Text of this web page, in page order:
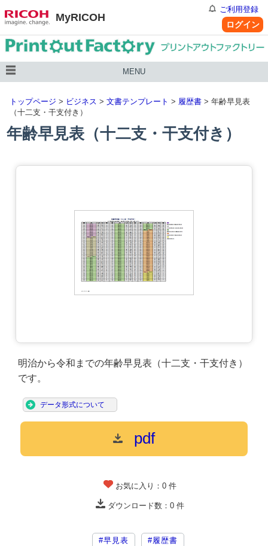
MyRICOH
ご利用登録
ログイン
MENU
トップページ > ビジネス > 文書テンプレート > 履歴書 > 年齢早見表
（十二支・干支付き）
年齢早見表（十二支・干支付き）
明治から令和までの年齢早見表（十二支・干支付き）
です。
データ形式について
pdf
お気に入り：0 件
ダウンロード数：0 件
#早見表 #履歴書